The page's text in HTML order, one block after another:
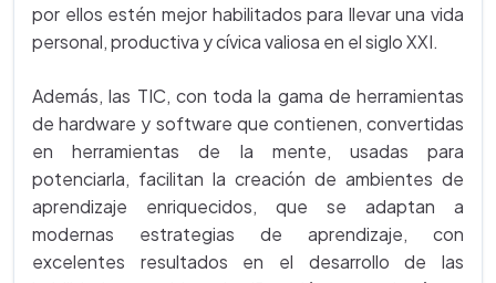
por ellos estén mejor habilitados para llevar una vida
personal, productiva y cívica valiosa en el siglo XXI.
Además, las TIC, con toda la gama de herramientas
de hardware y software que contienen, convertidas
en herramientas de la mente, usadas para
potenciarla, facilitan la creación de ambientes de
aprendizaje enriquecidos, que se adaptan a
modernas estrategias de aprendizaje, con
excelentes resultados en el desarrollo de las